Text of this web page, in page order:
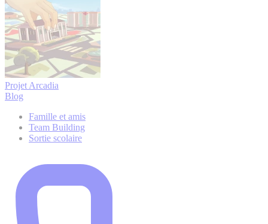
Projet Arcadia
Blog
Famille et amis
Team Building
Sortie scolaire